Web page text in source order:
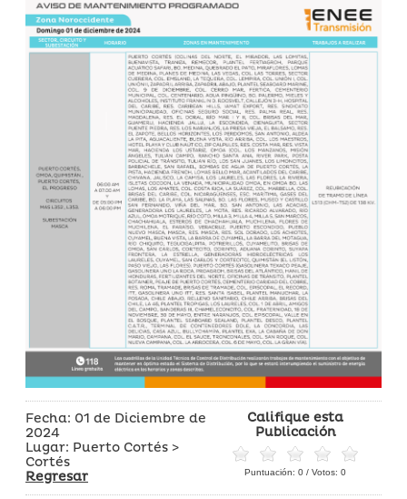
Fecha: 01 de Diciembre de
2024
Lugar: Puerto Cortés >
Cortés
Regresar
Califique esta
Publicación
Puntuación: 0 / Votos: 0